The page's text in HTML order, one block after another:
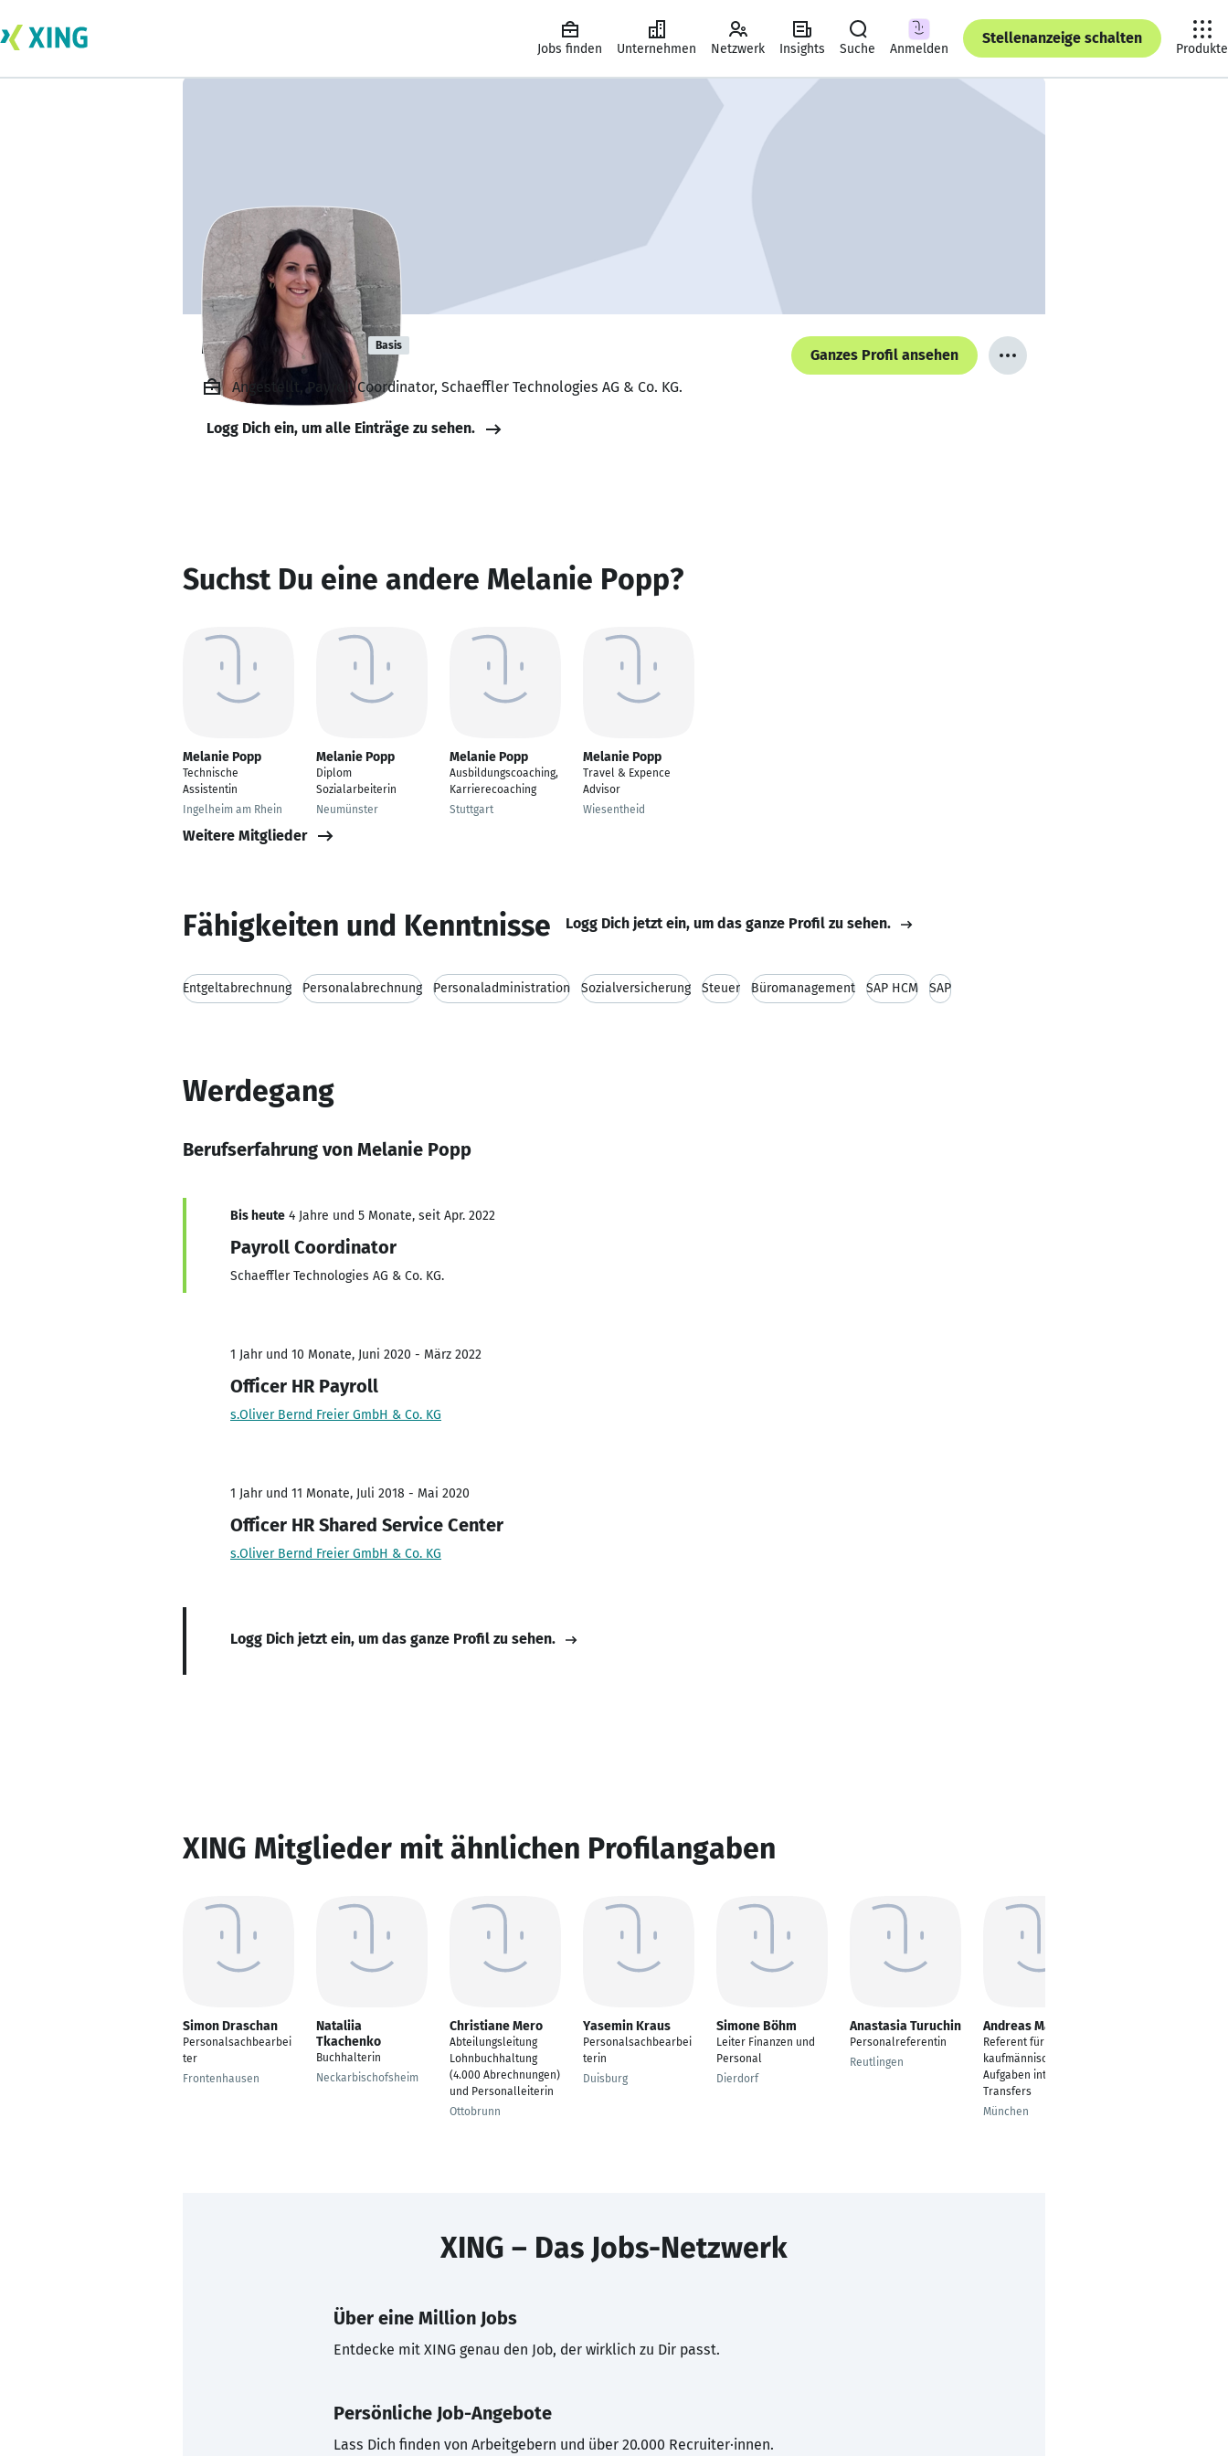
Jobs finden Unternehmen Netzwerk Insights Suche Anmelden
Stellenanzeige schalten
Produkte
Melanie Popp Basis
Ganzes Profil ansehen
Angestellt, Payroll Coordinator, Schaeffler Technologies AG & Co. KG.
Logg Dich ein, um alle Einträge zu sehen.
Suchst Du eine andere Melanie Popp?
Melanie Popp
Technische
Assistentin
Ingelheim am Rhein
Melanie Popp
Diplom
Sozialarbeiterin
Neumünster
Melanie Popp
Ausbildungscoaching,
Karrierecoaching
Stuttgart
Melanie Popp
Travel & Expence
Advisor
Wiesentheid
Weitere Mitglieder
Fähigkeiten und Kenntnisse Logg Dich jetzt ein, um das ganze Profil zu sehen.
Entgeltabrechnung Personalabrechnung Personaladministration Sozialversicherung Steuer Büromanagement SAP HCM SAP
Werdegang
Berufserfahrung von Melanie Popp
Bis heute 4 Jahre und 5 Monate, seit Apr. 2022
Payroll Coordinator
Schaeffler Technologies AG & Co. KG.
1 Jahr und 10 Monate, Juni 2020 - März 2022
Officer HR Payroll
s.Oliver Bernd Freier GmbH & Co. KG
1 Jahr und 11 Monate, Juli 2018 - Mai 2020
Officer HR Shared Service Center
s.Oliver Bernd Freier GmbH & Co. KG
Logg Dich jetzt ein, um das ganze Profil zu sehen.
XING Mitglieder mit ähnlichen Profilangaben
Simon Draschan
Personalsachbearbei
ter
Frontenhausen
Nataliia
Tkachenko
Buchhalterin
Neckarbischofsheim
Christiane Mero
Abteilungsleitung
Lohnbuchhaltung
(4.000 Abrechnungen)
und Personalleiterin
Ottobrunn
Yasemin Kraus
Personalsachbearbei
terin
Duisburg
Simone Böhm
Leiter Finanzen und
Personal
Dierdorf
Anastasia Turuchin
Personalreferentin
Reutlingen
Andreas Marmann
Referent für
kaufmännische
Aufgaben intern.
Transfers
München
XING – Das Jobs-Netzwerk
Über eine Million Jobs
Entdecke mit XING genau den Job, der wirklich zu Dir passt.
Persönliche Job-Angebote
Lass Dich finden von Arbeitgebern und über 20.000 Recruiter·innen.